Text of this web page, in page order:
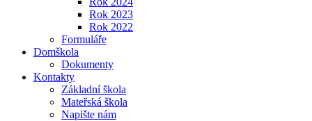
Rok 2023
Rok 2022
Formuláře
Domškola
Dokumenty
Kontakty
Základní škola
Mateřská škola
Napište nám